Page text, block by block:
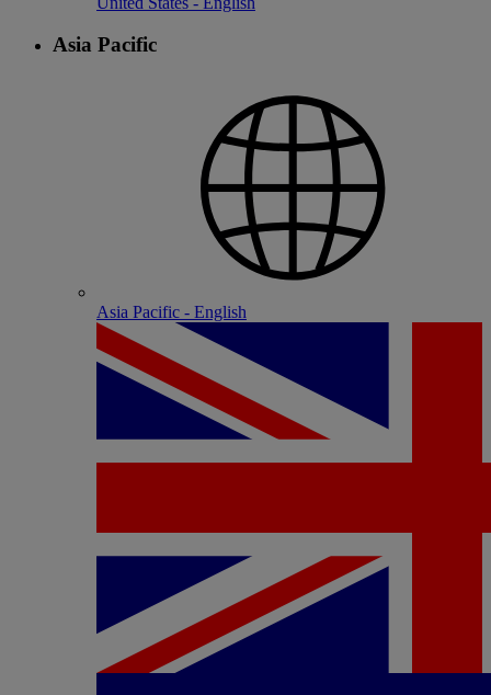
Asia Pacific
Asia Pacific - English